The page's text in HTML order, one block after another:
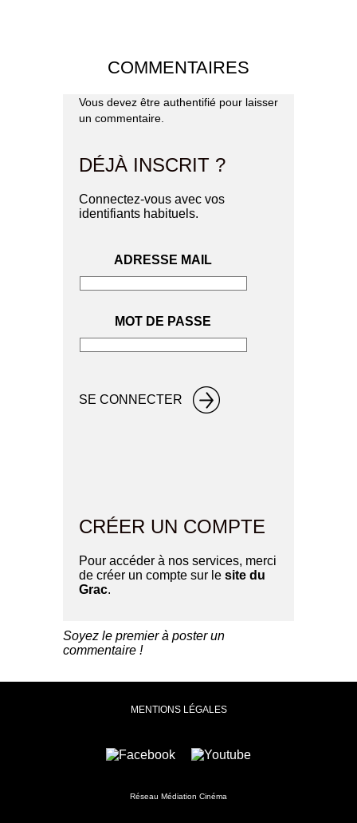
COMMENTAIRES
Vous devez être authentifié pour laisser
un commentaire.
DÉJÀ INSCRIT ?
Connectez-vous avec vos
identifiants habituels.
ADRESSE MAIL
MOT DE PASSE
CRÉER UN COMPTE
Pour accéder à nos services, merci
de créer un compte sur le site du
Grac.
Soyez le premier à poster un
commentaire !
MENTIONS LÉGALES
Réseau Médiation Cinéma